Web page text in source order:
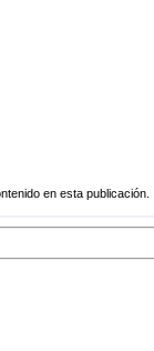
en esta publicación.